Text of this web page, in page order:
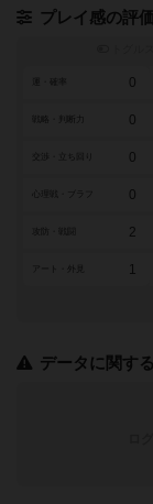
プレイ感の評価
0
戦略・判断力 0
0
0
2
アート・外見 1
データに関す